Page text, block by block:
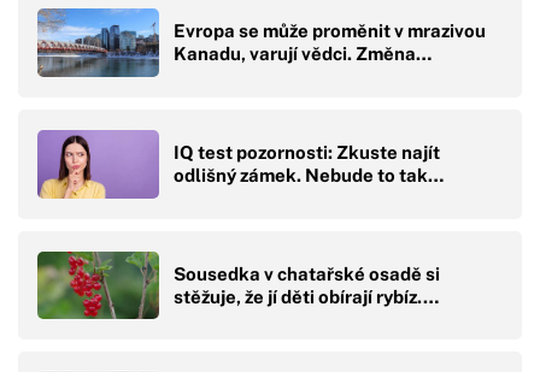
Evropa se může proměnit v mrazivou
Kanadu, varují vědci. Změna…
IQ test pozornosti: Zkuste najít
odlišný zámek. Nebude to tak…
Sousedka v chatařské osadě si
stěžuje, že jí děti obírají rybíz.…